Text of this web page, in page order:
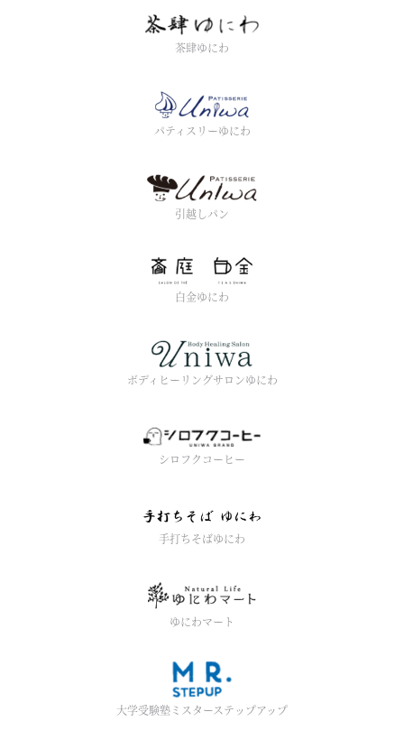
茶肆ゆにわ
パティスリーゆにわ
引越しパン
白金ゆにわ
ボディヒーリングサロンゆにわ
シロフクコーヒー
手打ちそばゆにわ
ゆにわマート
大学受験塾ミスターステップアップ